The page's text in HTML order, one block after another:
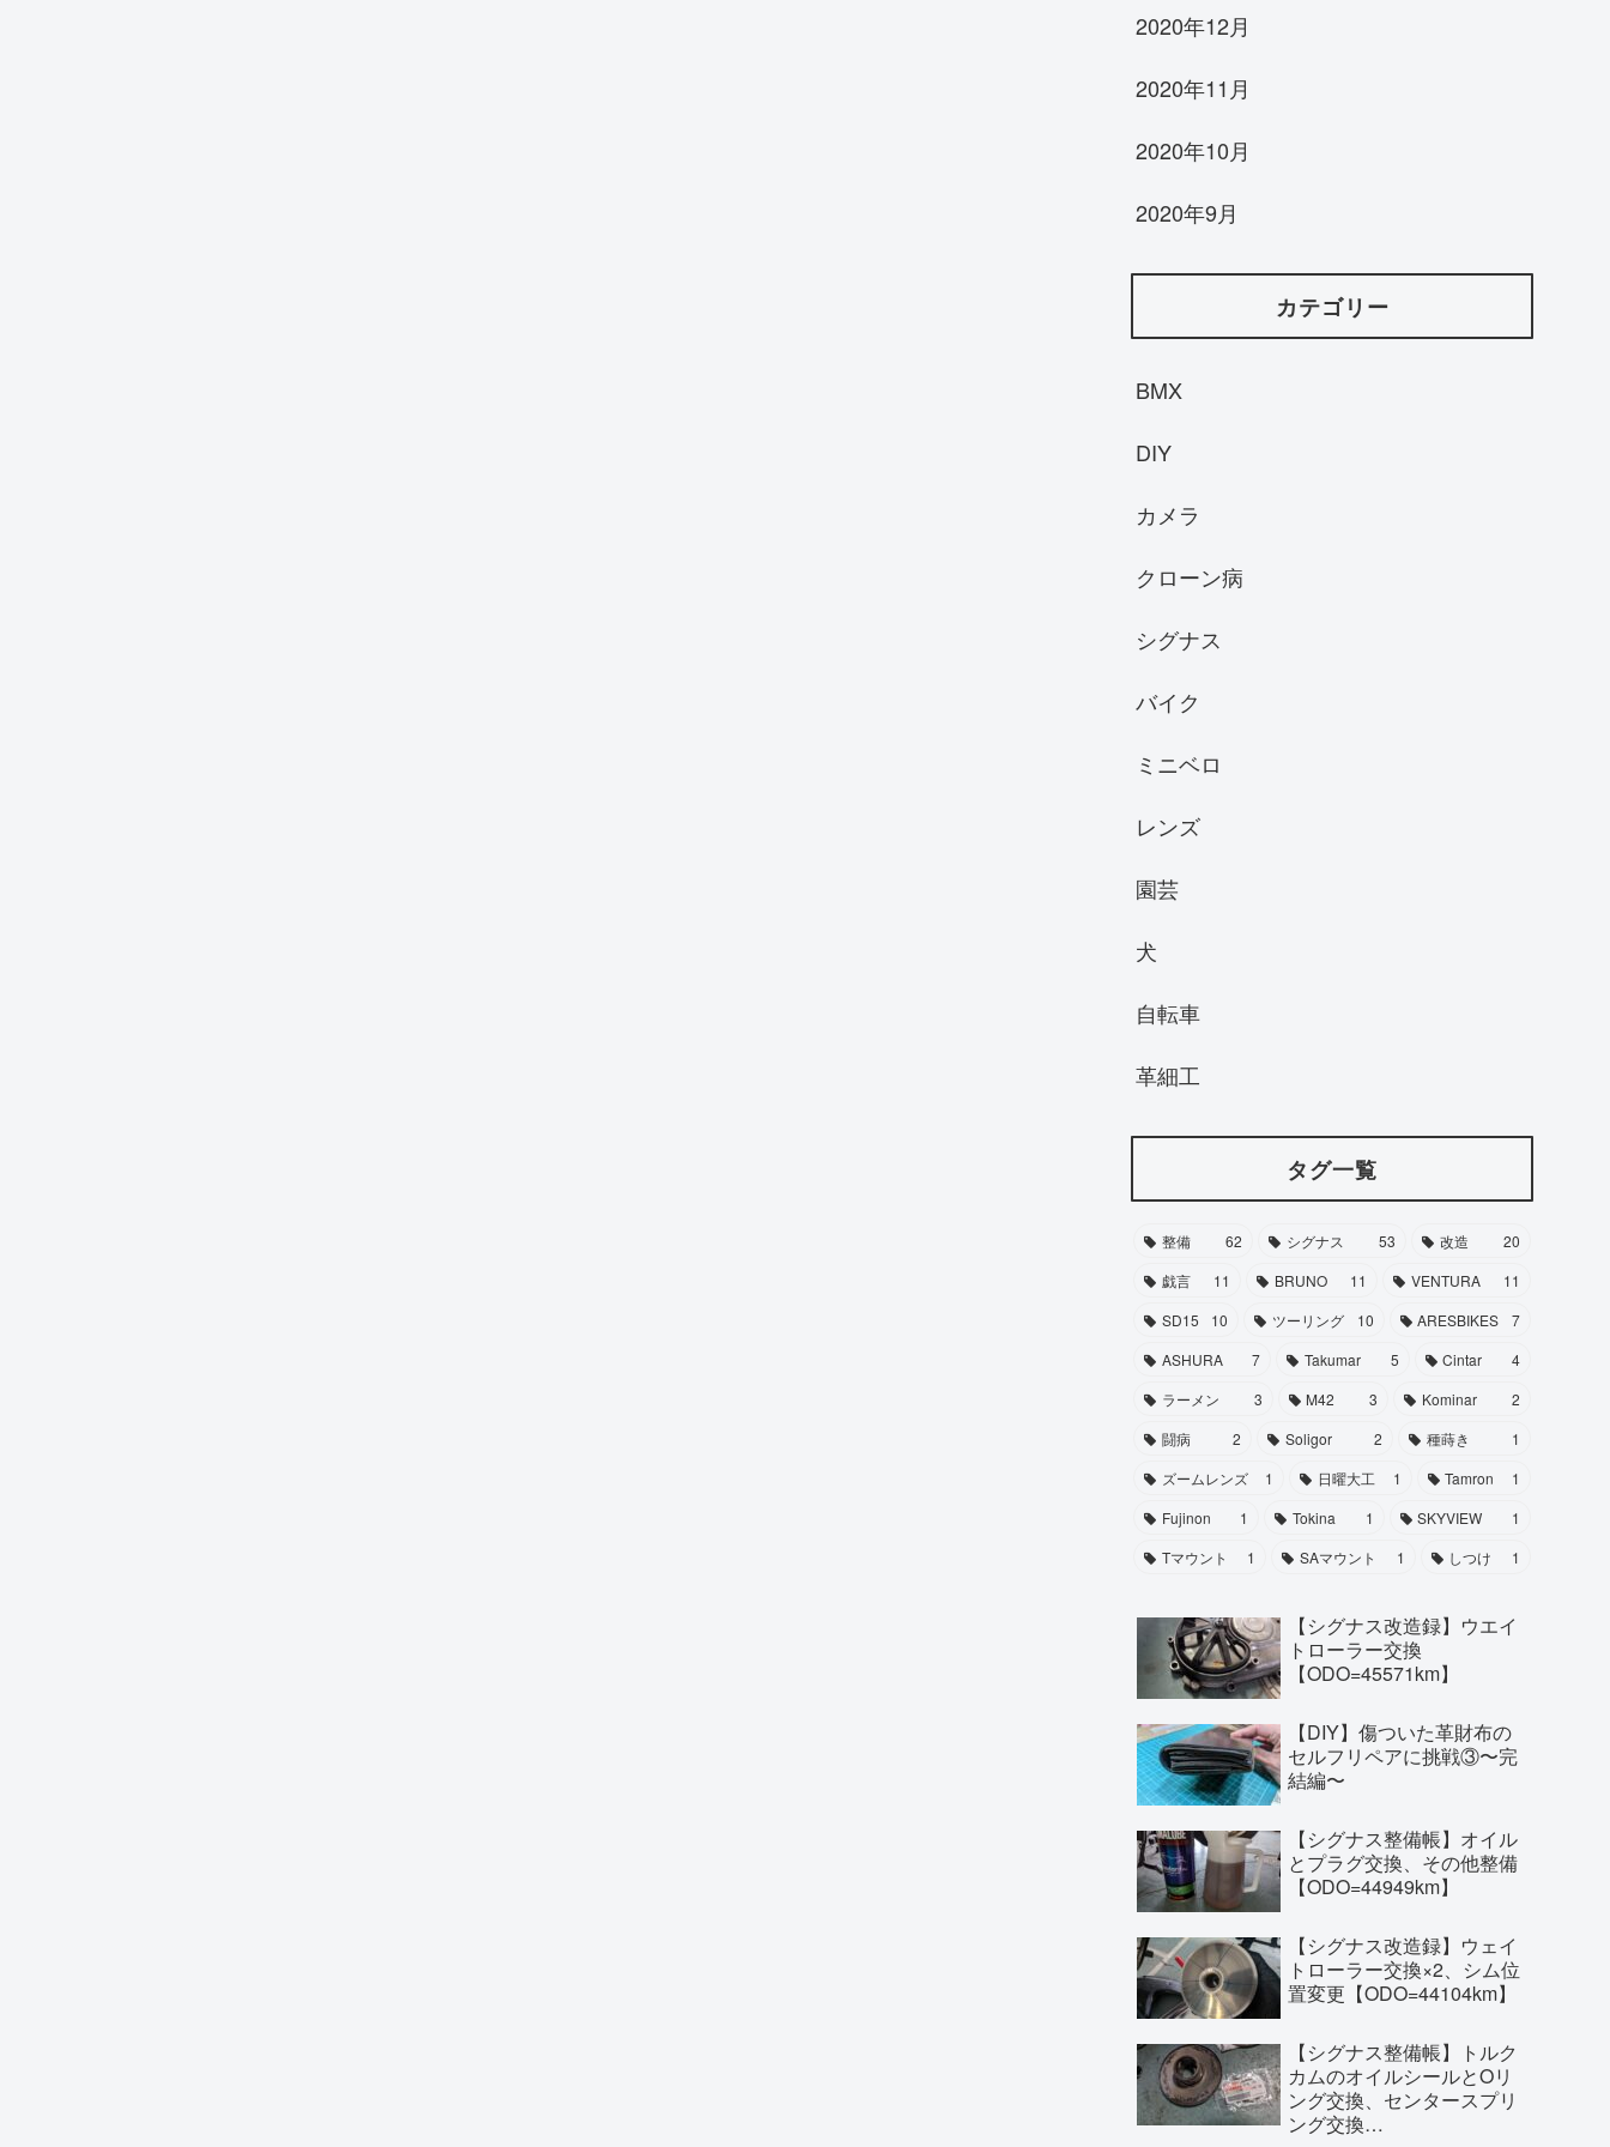
2020年12月
2020年11月
2020年10月
2020年9月
カテゴリー
BMX
DIY
カメラ
クローン病
シグナス
バイク
ミニベロ
レンズ
園芸
犬
自転車
革細工
タグ一覧
整備 62 シグナス 53 改造
20
戯言
11 BRUNO 11 VENTURA
11
SD15
10 ツーリング 10 ARESBIKES
7
ASHURA
7 Takumar 5 Cintar
4
ラーメン
3 M42 3 Kominar
2
闘病
2 Soligor 2 種蒔き
1
ズームレンズ
1 日曜大工 1 Tamron
1
Fujinon
1 Tokina 1 SKYVIEW
1
Tマウント
1 SAマウント 1 しつけ 1
【シグナス改造録】ウエイ
トローラー交換
【ODO=45571km】
【DIY】傷ついた革財布の
セルフリペアに挑戦③〜完
結編〜
【シグナス整備帳】オイル
とプラグ交換、その他整備
【ODO=44949km】
【シグナス改造録】ウェイ
トローラー交換×2、シム位
置変更【ODO=44104km】
【シグナス整備帳】トルク
カムのオイルシールとOリ
ング交換、センタースプリ
ング交換